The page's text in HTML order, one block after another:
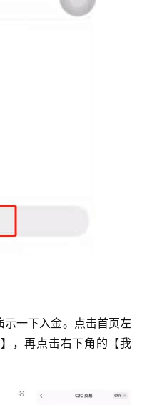
一下入金。点击首页左
，再点击右下角的【我